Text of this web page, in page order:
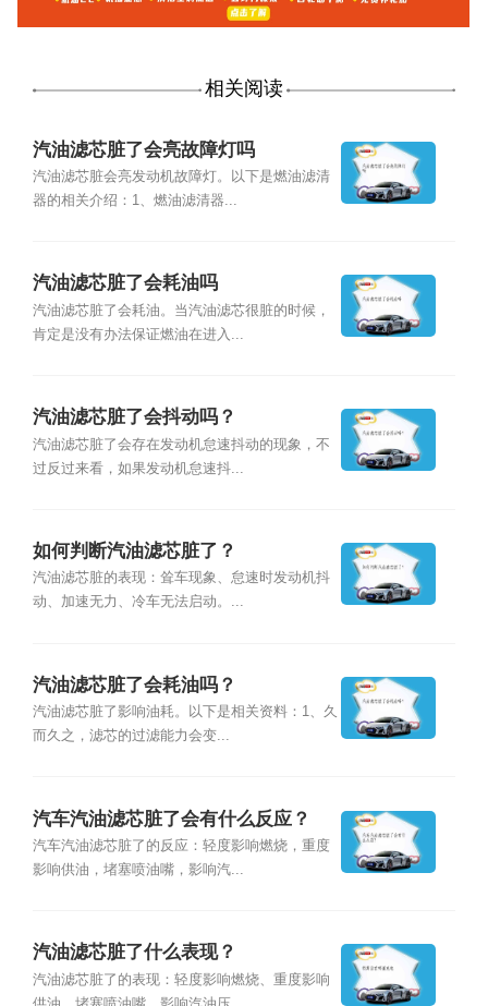
相关阅读
汽油滤芯脏了会亮故障灯吗
汽油滤芯脏会亮发动机故障灯。以下是燃油滤清
器的相关介绍：1、燃油滤清器...
汽油滤芯脏了会耗油吗
汽油滤芯脏了会耗油。当汽油滤芯很脏的时候，
肯定是没有办法保证燃油在进入...
汽油滤芯脏了会抖动吗？
汽油滤芯脏了会存在发动机怠速抖动的现象，不
过反过来看，如果发动机怠速抖...
如何判断汽油滤芯脏了？
汽油滤芯脏的表现：耸车现象、怠速时发动机抖
动、加速无力、冷车无法启动。...
汽油滤芯脏了会耗油吗？
汽油滤芯脏了影响油耗。以下是相关资料：1、久
而久之，滤芯的过滤能力会变...
汽车汽油滤芯脏了会有什么反应？
汽车汽油滤芯脏了的反应：轻度影响燃烧，重度
影响供油，堵塞喷油嘴，影响汽...
汽油滤芯脏了什么表现？
汽油滤芯脏了的表现：轻度影响燃烧、重度影响